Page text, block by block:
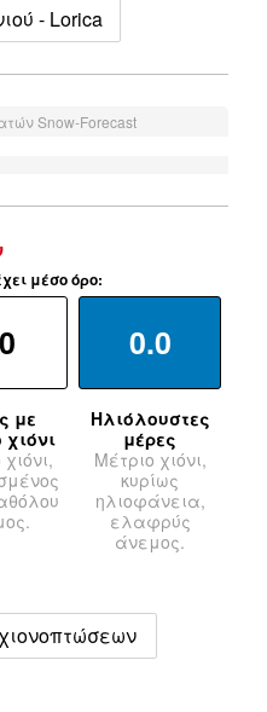
- Lorica
Snow-Forecast
μέσο όρο:
με
0.0
Ηλιόλουστες
μέρες
Μέτριο χιόνι,
κυρίως
ηλιοφάνεια,
ελαφρύς
άνεμος.